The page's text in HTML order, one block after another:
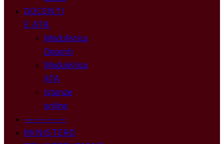
DOCENTI
E ATA
Modulistica
Docenti
Modulistica
ATA
Istanze
online
————
MINISTERO